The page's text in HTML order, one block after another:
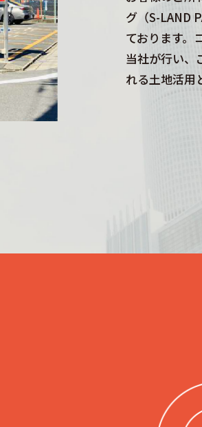
グ（S-LAND
ております。
当社が行い、
れる土地活用